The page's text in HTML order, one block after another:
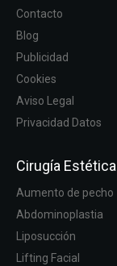
Contacto
Blog
Publicidad
Cookies
Aviso Legal
Privacidad Datos
Cirugía Estética
Aumento de pecho
Abdominoplastia
Liposucción
Lifting Facial